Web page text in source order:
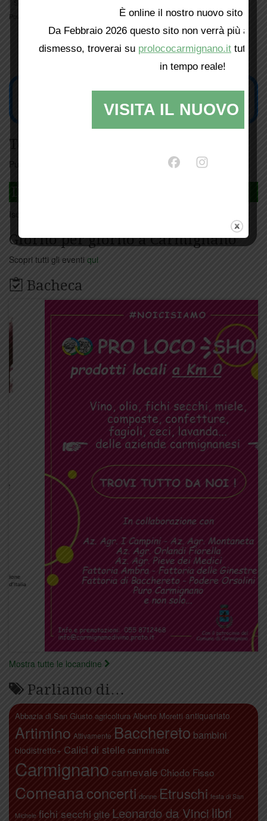
Tesseramento
Puoi tesserarti online
DAGLI L'ANDA
Iscriviti
Giorno per giorno a Carmignano
Scopri tutti gli eventi qui
Bacheca
Mostra tutte le locandine
Parliamo di…
Abbazia di San Giusto agricoltura Alberto Moretti antiquariato
Artimino Attivamente Bacchereto bambini
biodistretto+ Calici di stelle camminate
Carmignano carnevale Chiodo Fisso
Comeanaconcerti donne Etruschi festa di San
Michele fichi secchi gite Leonardo da Vinci libri
È online il nostro nuovo sito web!
Da Febbraio 2026 questo sito non verrà più
dismesso, troverai su prolococarmignano.it tutti i
in tempo reale!
VISITA IL NUOVO